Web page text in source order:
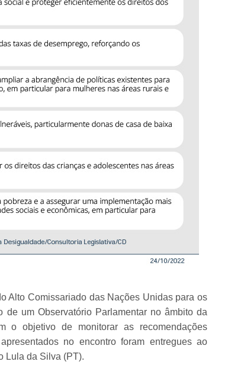
Alto Comissariado das Nações Unidas para os
de um Observatório Parlamentar no âmbito da
o objetivo de monitorar as recomendações
no encontro foram entregues ao
Lula da Silva (PT).